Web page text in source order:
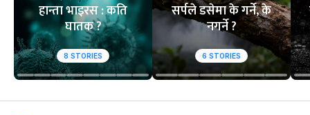
हान्ता भाइरस : कति
घातक ?
8 STORIES
सर्पले डसेमा के गर्ने, के
नगर्ने ?
6 STORIES